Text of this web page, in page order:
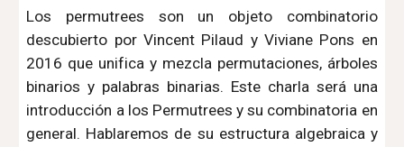
Los permutrees son un objeto combinatorio
descubierto por Vincent Pilaud y Viviane Pons en
2016 que unifica y mezcla permutaciones, árboles
binarios y palabras binarias. Este charla será una
introducción a los Permutrees y su combinatoria en
general. Hablaremos de su estructura algebraica y